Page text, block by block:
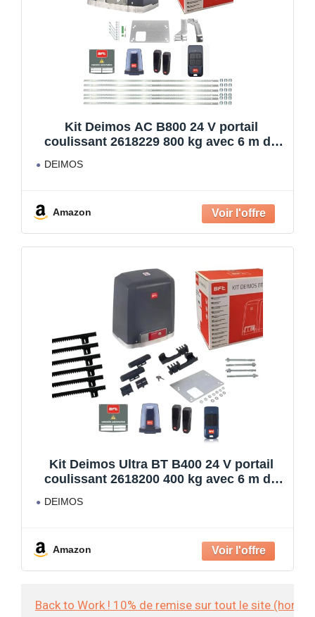
Kit Deimos AC B800 24 V portail
coulissant 2618229 800 kg avec 6 m de
DEIMOS
Amazon
Kit Deimos Ultra BT B400 24 V portail
coulissant 2618200 400 kg avec 6 m de
DEIMOS
Amazon
Back to Work ! 10% de remise sur tout le site (hors